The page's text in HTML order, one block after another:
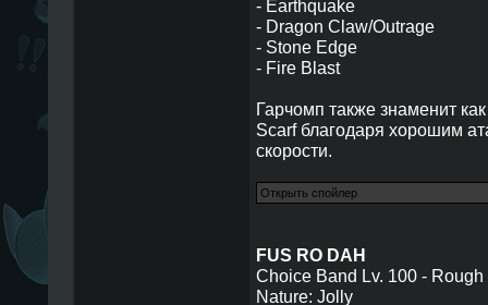
- Earthquake
- Dragon Claw/Outrage
- Stone Edge
- Fire Blast
Гарчомп также знаменит
Scarf благодаря хорошим
скорости.
FUS RO DAH
Choice Band Lv. 100 - Rough
Nature: Jolly